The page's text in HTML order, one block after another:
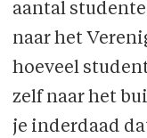
aantal
naar het
hoeveel
zelf naar het
je inderdaad